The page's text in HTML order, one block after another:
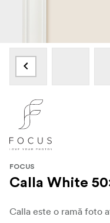
FOCUS
Calla White